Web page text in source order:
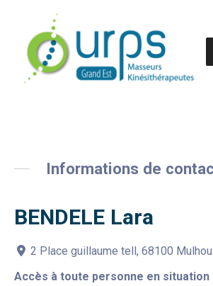
Informations de
BENDELE Lara
2 Place guillaume tell, 68100
Accès à toute personne en situation